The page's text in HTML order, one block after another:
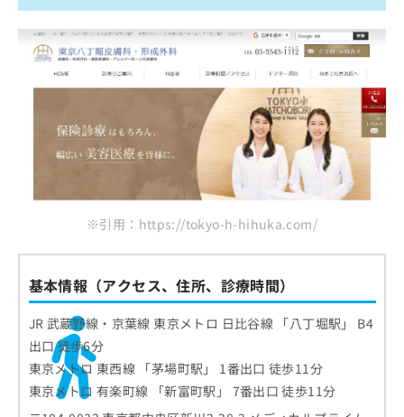
※引用：https://tokyo-h-hihuka.com/
基本情報（アクセス、住所、診療時間）
JR 武蔵野線・京葉線 東京メトロ 日比谷線 「八丁堀駅」 B4
出口 徒歩6分
東京メトロ 東西線 「茅場町駅」 1番出口 徒歩11分
東京メトロ 有楽町線 「新富町駅」 7番出口 徒歩11分